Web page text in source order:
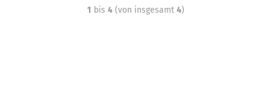
1 bis 4(von insgesamt 4)